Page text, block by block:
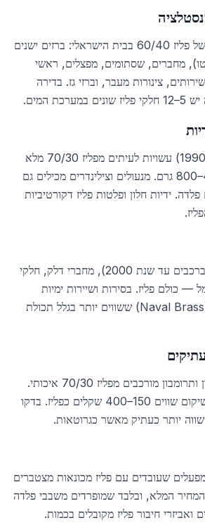
זה המקור הגדול ביותר של פליז 60/40 בבית הישראלי: ברזים ישנים
פליז נטו), מחברים, שסתומים, מפצלים, ראשי
צינורות מעבר, וברזי גז. בדירה
ידיות דלת ישנות (לפני 1990) עשויות לעיתים מפליז 70/30 מלא
— חתיכה שוקלת 400–800 גרם. מנעולים וצילינדרים מכילים גם
ידיות חלון ופלטות פליז דקורטיביות
רדיאטורי פליז (נפוצים ברכבים עד שנת 2000), מחברי דלק, חלקי
— כולם פליז. בסירות ושיירות ימיות
נמצאים חלקי פליז ימי (Naval Brass) ששווים יותר בגלל תכולת
פיתולי חצוצרה, סקסופון ותרומבון מורכבים מפליז 70/30 איכותי.
כלי נגינה שבורים ללא שיקום שווים 150–400 שקלים כפליז. בדקו
יותר כעתיק מאשר כגרוטאות.
שעובדים עם פליז מכונאות מצטברים
המחיר המלא, ובלבד שמופרדים משבבי פלדה
ואביזרי חיבור פליז מקובלים בכמות.